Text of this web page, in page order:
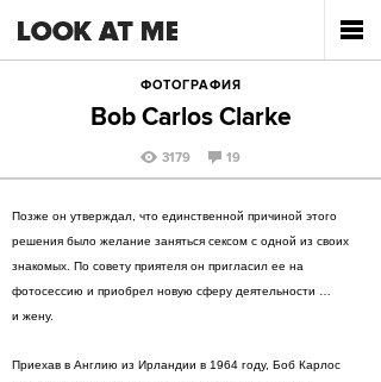
ФОТОГРАФИЯ
Bob Carlos Clarke
3179 19
Позже он утверждал, что единственной причиной этого
решения было желание заняться сексом с одной из своих
знакомых. По совету приятеля он пригласил ее на
фотосессию и приобрел новую сферу деятельности …
и жену.
Приехав в Англию из Ирландии в 1964 году, Боб Карлос